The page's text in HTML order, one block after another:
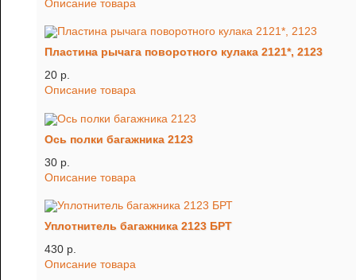
Описание товара
Пластина рычага поворотного кулака 2121*, 2123
20 p.
Описание товара
Ось полки багажника 2123
30 p.
Описание товара
Уплотнитель багажника 2123 БРТ
430 p.
Описание товара